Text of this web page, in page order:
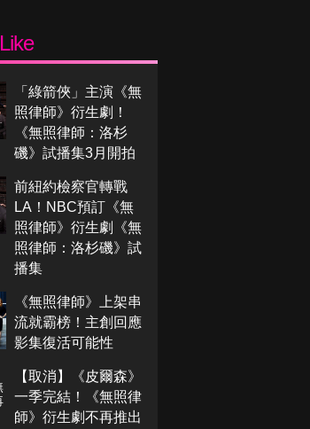
Like
「綠箭俠」主演《無
照律師》衍生劇！
《無照律師：洛杉
磯》試播集3月開拍
前紐約檢察官轉戰
LA！NBC預訂《無
照律師》衍生劇《無
照律師：洛杉磯》試
播集
《無照律師》上架串
流就霸榜！主創回應
影集復活可能性
【取消】《皮爾森》
一季完結！《無照律
師》衍生劇不再推出